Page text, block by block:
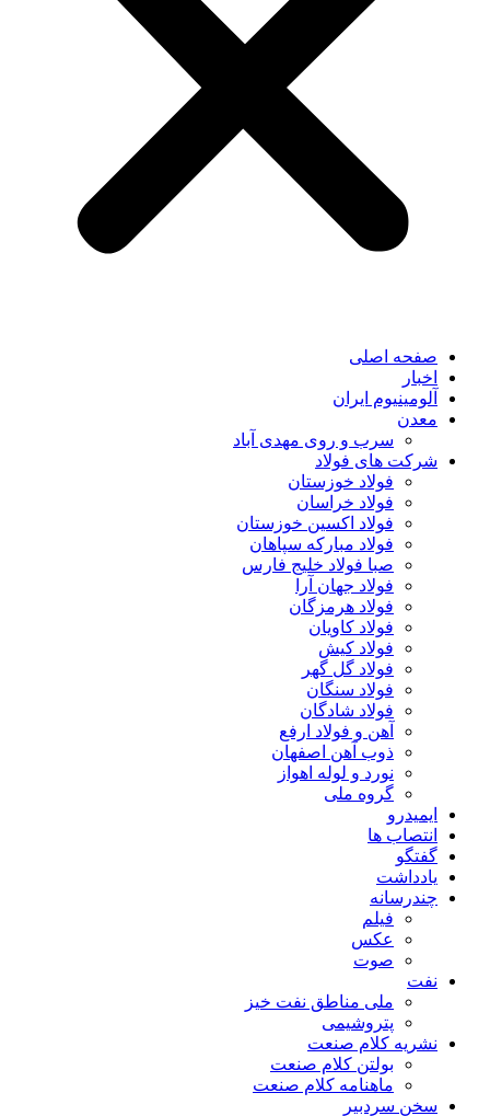
صفحه اصلی
اخبار
آلومینیوم ایران
معدن
سرب و روی مهدی آباد
شرکت های فولاد
فولاد خوزستان
فولاد خراسان
فولاد اکسین خوزستان
فولاد مبارکه سپاهان
صبا فولاد خلیج فارس
فولاد جهان آرا
فولاد هرمزگان
فولاد کاویان
فولاد کیش
فولاد گل گهر
فولاد سنگان
فولاد شادگان
آهن و فولاد ارفع
ذوب آهن اصفهان
نورد و لوله اهواز
گروه ملی
ایمیدرو
انتصاب ها
گفتگو
یادداشت
چندرسانه
فیلم
عکس
صوت
نفت
ملی مناطق نفت خیز
پتروشیمی
نشریه کلام صنعت
بولتن کلام صنعت
ماهنامه کلام صنعت
سخن سردبیر